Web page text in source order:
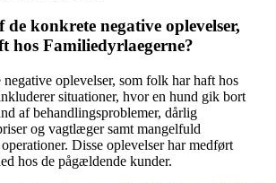
konkrete negative oplevelser,
hos Familiedyrlaegerne?
oplevelser, som folk har haft hos
situationer, hvor en hund gik bort
af behandlingsproblemer, dårlig
og vagtlæger samt mangelfuld
Disse oplevelser har medført
hos de pågældende kunder.